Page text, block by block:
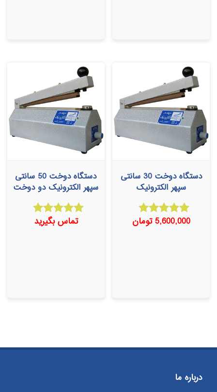
دستگاه دوخت 30 سانتی
سپهر الکترونیک
امتیاز
5.00
5,600,000تومان
دستگاه دوخت 50 سانتی
سپهر الکترونیک دو دوخت
امتیاز
5.00
تماس بگیرید
درباره ما